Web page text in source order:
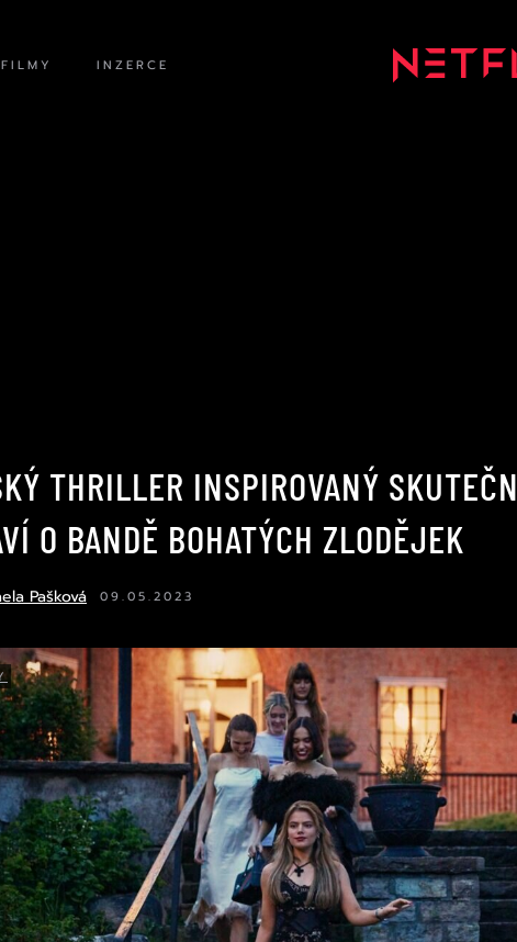
FILMY INZERCE
THRILLER INSPIROVANÝ
O BANDĚ BOHATÝCH ZLODĚJEK
Pašková 09.05.2023